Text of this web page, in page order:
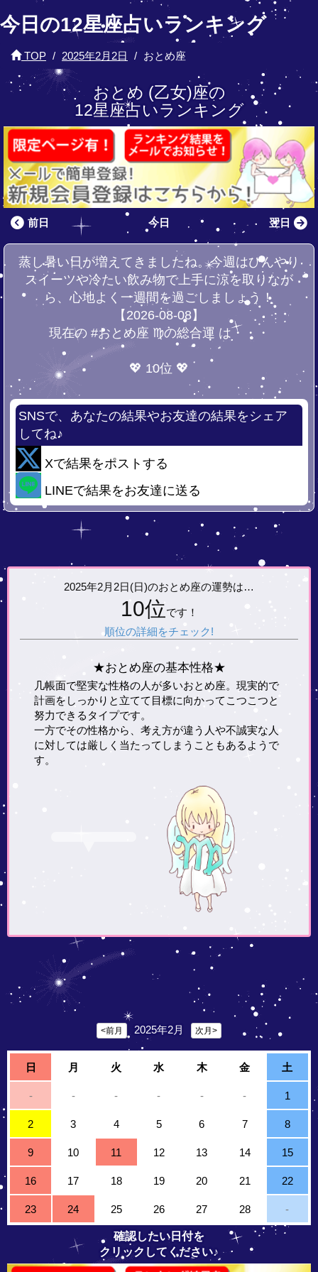
今日の12星座占いランキング
TOP 2025年2月2日 おとめ座
おとめ (乙女)座の
12星座占いランキング
前日 今日 翌日
蒸し暑い日が増えてきましたね。今週はひんやり
スイーツや冷たい飲み物で上手に涼を取りなが
ら、心地よく一週間を過ごしましょう！
【2026-08-08】
現在の #おとめ座 ♍の総合運 は・・・
💖 10位 💖
SNSで、あなたの結果やお友達の結果をシェア
してね♪
Xで結果をポストする
LINEで結果をお友達に送る
2025年2月2日(日)のおとめ座の運勢は…
10位です！
順位の詳細をチェック!
★おとめ座の基本性格★
几帳面で堅実な性格の人が多いおとめ座。現実的で
計画をしっかりと立てて目標に向かってこつこつと
努力できるタイプです。
一方でその性格から、考え方が違う人や不誠実な人
に対しては厳しく当たってしまうこともあるようで
す。
<前月 2025年2月 次月>
日 月 火 水 木 金 土
- - - - - - 1
2 3 4 5 6 7 8
9 10 11 12 13 14 15
16 17 18 19 20 21 22
23 24 25 26 27 28 -
確認したい日付を
クリックしてください♪